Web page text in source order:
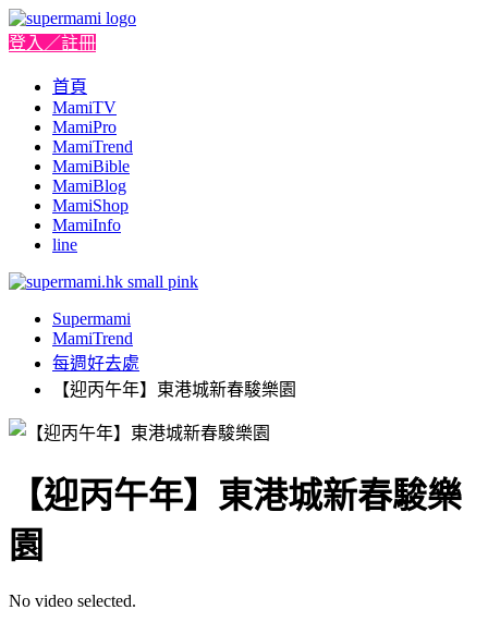
登入／註冊
首頁
MamiTV
MamiPro
MamiTrend
MamiBible
MamiBlog
MamiShop
MamiInfo
line
Supermami
MamiTrend
每週好去處
【迎丙午年】東港城新春駿樂園
【迎丙午年】東港城新春駿樂
園
No video selected.